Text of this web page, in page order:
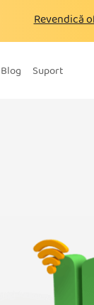
Revendică
Blog Suport